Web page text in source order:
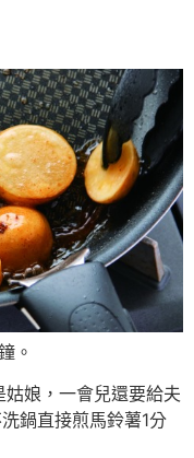
。
娘，一會兒還要給夫
鍋直接煎馬鈴薯1分